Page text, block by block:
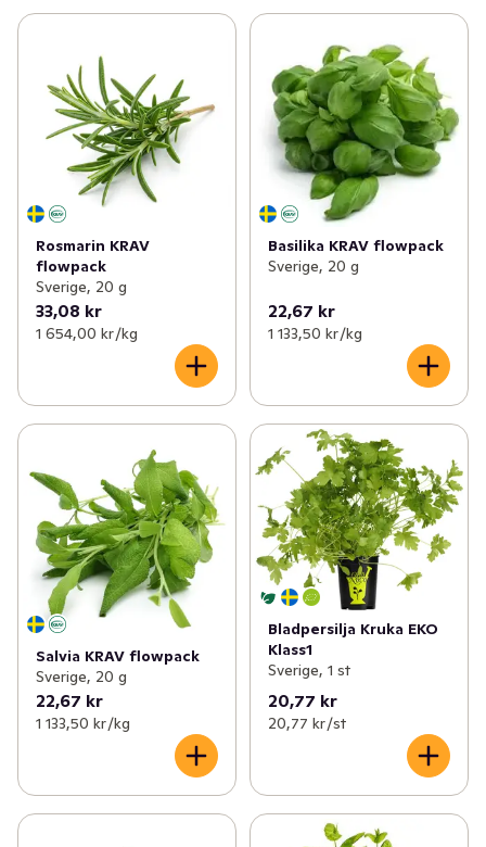
Rosmarin KRAV
flowpack
Sverige, 20 g
33,08 kr
1 654,00 kr /kg
Basilika KRAV flowpack
Sverige, 20 g
22,67 kr
1 133,50 kr /kg
Salvia KRAV flowpack
Sverige, 20 g
22,67 kr
1 133,50 kr /kg
Bladpersilja Kruka EKO
Klass1
Sverige, 1 st
20,77 kr
20,77 kr /st